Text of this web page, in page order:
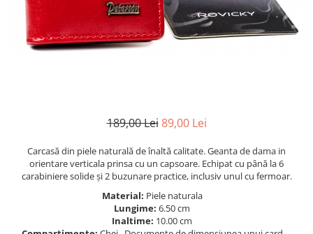
189,00 Lei 89,00 Lei
Carcasă din piele naturală de înaltă calitate. Geanta de dama in
orientare verticala prinsa cu un capsoare. Echipat cu până la 6
carabiniere solide și 2 buzunare practice, inclusiv unul cu fermoar.
Material: Piele naturala
Lungime: 6.50 cm
Inaltime: 10.00 cm